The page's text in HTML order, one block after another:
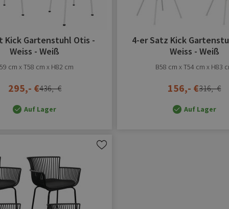
Kick Gartenstuhl Otis -
Weiss - Weiß
cm x T58 cm x H82 cm
295,- €436,- €
Auf Lager
4-er Satz Kick
Weiss - Weiß
B58 cm x T54 cm x H83
156,- €316,- €
Auf Lager